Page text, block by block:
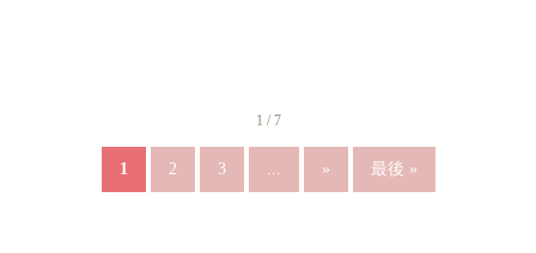
1 / 7
1 2 3 » 最後 »